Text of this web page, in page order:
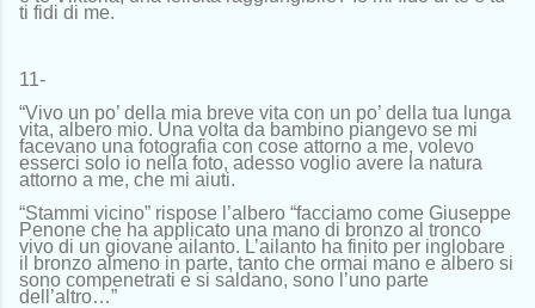
ti fidi di me.
11-
“Vivo un po’ della mia breve vita con un po’ della tua lunga
vita, albero mio. Una volta da bambino piangevo se mi
facevano una fotografia con cose attorno a me, volevo
esserci solo io nella foto, adesso voglio avere la natura
attorno a me, che mi aiuti.
“Stammi vicino” rispose l’albero “facciamo come Giuseppe
Penone che ha applicato una mano di bronzo al tronco
vivo di un giovane ailanto. L’ailanto ha finito per inglobare
il bronzo almeno in parte, tanto che ormai mano e albero si
sono compenetrati e si saldano, sono l’uno parte
dell’altro…”